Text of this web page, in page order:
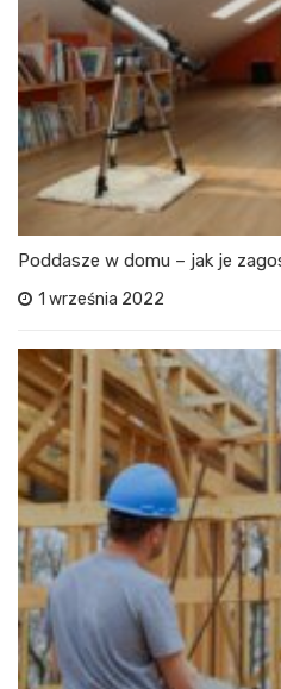
Poddasze w domu – jak je
1 września 2022